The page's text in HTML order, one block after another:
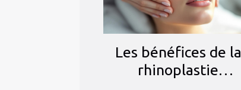
Les bénéfices de la
rhinoplastie